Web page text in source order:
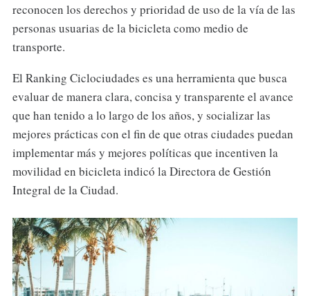
reconocen los derechos y prioridad de uso de la vía de las
personas usuarias de la bicicleta como medio de
transporte.
El Ranking Ciclociudades es una herramienta que busca
evaluar de manera clara, concisa y transparente el avance
que han tenido a lo largo de los años, y socializar las
mejores prácticas con el fin de que otras ciudades puedan
implementar más y mejores políticas que incentiven la
movilidad en bicicleta indicó la Directora de Gestión
Integral de la Ciudad.